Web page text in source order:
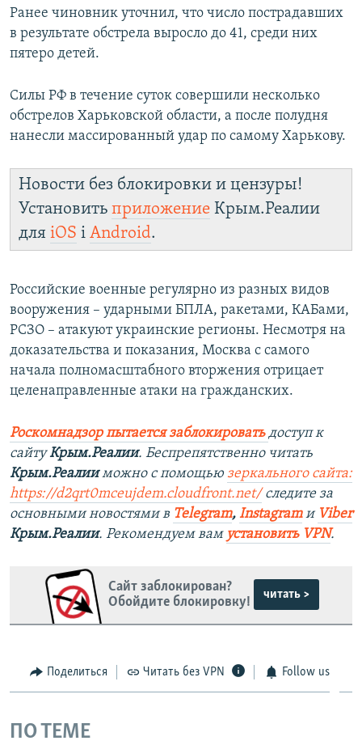
Ранее чиновник уточнил, что число пострадавших
в результате обстрела выросло до 41, среди них
пятеро детей.
Силы РФ в течение суток совершили несколько
обстрелов Харьковской области, а после полудня
нанесли массированный удар по самому Харькову.
Новости без блокировки и цензуры!
Установить приложение Крым.Реалии
для iOS і Android.
Российские военные регулярно из разных видов
вооружения – ударными БПЛА, ракетами, КАБами,
РСЗО – атакуют украинские регионы. Несмотря на
доказательства и показания, Москва с самого
начала полномасштабного вторжения отрицает
целенаправленные атаки на гражданских.
Роскомнадзор пытается заблокировать доступ к
сайтуКрым.Реалии. Беспрепятственно читать
Крым.Реалииможно с помощью зеркального сайта:
https://d2qrt0mceujdem.cloudfront.net/следите за
основными новостями в Telegram, Instagramи Viber
Крым.Реалии. Рекомендуем вам установить VPN.
Сайт заблокирован?
Обойдите блокировку!
читать >
Поделиться Читать без VPN Follow us
ПО ТЕМЕ